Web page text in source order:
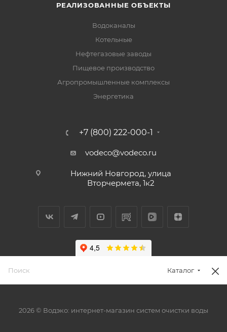
РЕАЛИЗОВАННЫЕ ОБЪЕКТЫ
Водоканалы
Котельные
Нефтегазовые заводы
Пищевое производство
Агропромышленные комплексы
Энергетика
+7 (800) 222-000-1
vodeco@vodeco.ru
Нижний Новгород, улица
Вторчермета, 1к2
2026 © Водэко: интернет-магазин систем очистки воды
Каталог